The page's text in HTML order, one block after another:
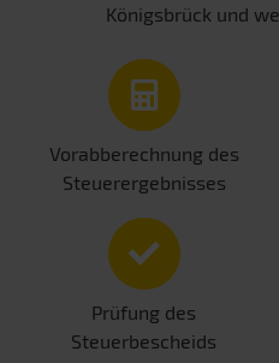
Königsbrück und
Vorabberechnung des
Steuerergebnisses
Prüfung des
Steuerbescheids